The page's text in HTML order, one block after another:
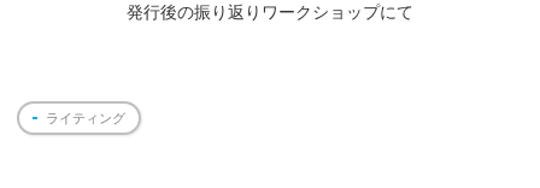
発行後の振り返りワークショップにて
ライティング